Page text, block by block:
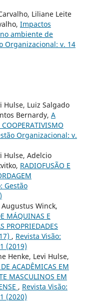
Liliane Leite
Impactos
ambiente de
Organizacional: v. 14
Hulse, Luiz Salgado
Bernardy, A
Organizacional: v.
Hulse, Adelcio
RADIOFUSÃO E
Gestão
Winck,
MÁQUINAS E
PROPRIEDADES
, Revista Visão:
(2019)
Henke, Levi Hulse,
DE ACADÊMICAS EM
MASCULINOS EM
, Revista Visão:
(2020)